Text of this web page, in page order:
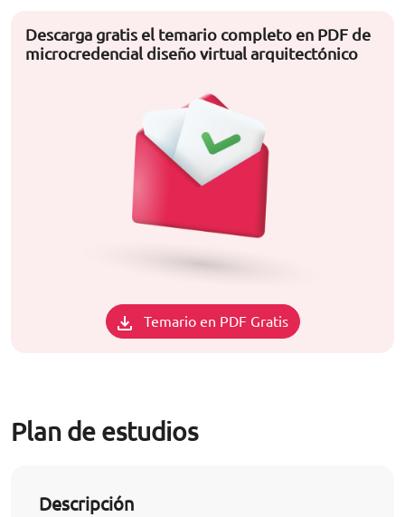
Descarga gratis el temario completo en PDF de
microcredencial diseño virtual arquitectónico
Temario en PDF Gratis
Plan de estudios
Descripción